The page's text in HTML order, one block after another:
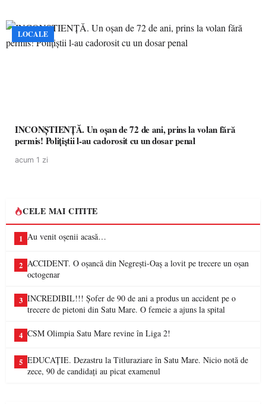
LOCALE
INCONȘTIENȚĂ. Un oșan de 72 de ani, prins la volan fără
permis! Polițiștii l-au cadorosit cu un dosar penal
acum 1 zi
CELE MAI CITITE
1 Au venit oșenii acasă…
2 ACCIDENT. O oșancă din Negrești-Oaș a lovit pe trecere un oșan
octogenar
3 INCREDIBIL!!! Șofer de 90 de ani a produs un accident pe o
trecere de pietoni din Satu Mare. O femeie a ajuns la spital
4 CSM Olimpia Satu Mare revine în Liga 2!
5 EDUCAȚIE. Dezastru la Titluraziare în Satu Mare. Nicio notă de
zece, 90 de candidați au picat examenul